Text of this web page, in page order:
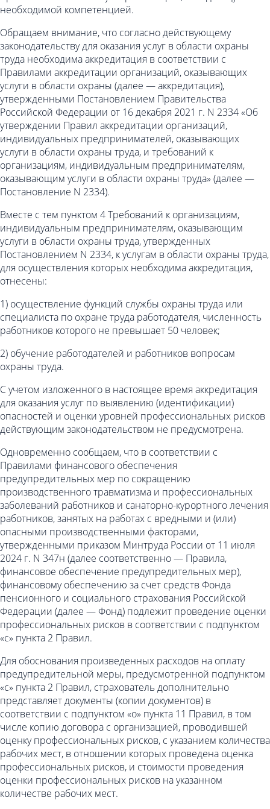
необходимой компетенцией.
Обращаем внимание, что согласно действующему
законодательству для оказания услуг в области охраны
труда необходима аккредитация в соответствии с
Правилами аккредитации организаций, оказывающих
услуги в области охраны (далее — аккредитация),
утвержденными Постановлением Правительства
Российской Федерации от 16 декабря 2021 г. N 2334 «Об
утверждении Правил аккредитации организаций,
индивидуальных предпринимателей, оказывающих
услуги в области охраны труда, и требований к
организациям, индивидуальным предпринимателям,
оказывающим услуги в области охраны труда» (далее —
Постановление N 2334).
Вместе с тем пунктом 4 Требований к организациям,
индивидуальным предпринимателям, оказывающим
услуги в области охраны труда, утвержденных
Постановлением N 2334, к услугам в области охраны труда,
для осуществления которых необходима аккредитация,
отнесены:
1) осуществление функций службы охраны труда или
специалиста по охране труда работодателя, численность
работников которого не превышает 50 человек;
2) обучение работодателей и работников вопросам
охраны труда.
С учетом изложенного в настоящее время аккредитация
для оказания услуг по выявлению (идентификации)
опасностей и оценки уровней профессиональных рисков
действующим законодательством не предусмотрена.
Одновременно сообщаем, что в соответствии с
Правилами финансового обеспечения
предупредительных мер по сокращению
производственного травматизма и профессиональных
заболеваний работников и санаторно-курортного лечения
работников, занятых на работах с вредными и (или)
опасными производственными факторами,
утвержденными приказом Минтруда России от 11 июля
2024 г. N 347н (далее соответственно — Правила,
финансовое обеспечение предупредительных мер),
финансовому обеспечению за счет средств Фонда
пенсионного и социального страхования Российской
Федерации (далее — Фонд) подлежит проведение оценки
профессиональных рисков в соответствии с подпунктом
«с» пункта 2 Правил.
Для обоснования произведенных расходов на оплату
предупредительной меры, предусмотренной подпунктом
«с» пункта 2 Правил, страхователь дополнительно
представляет документы (копии документов) в
соответствии с подпунктом «о» пункта 11 Правил, в том
числе копию договора с организацией, проводившей
оценку профессиональных рисков, с указанием количества
рабочих мест, в отношении которых проведена оценка
профессиональных рисков, и стоимости проведения
оценки профессиональных рисков на указанном
количестве рабочих мест.